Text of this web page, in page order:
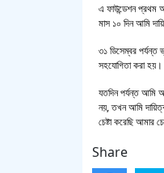
এ ফাউন্ডেশন প্রথম
মাস ১০ দিন আমি
৩১ ডিসেম্বর পর্যন্ত
সহযোগিতা করা হয়।
যতদিন পর্যন্ত আমি
নয়, তখন আমি
চেষ্টা করেছি আমার
Share